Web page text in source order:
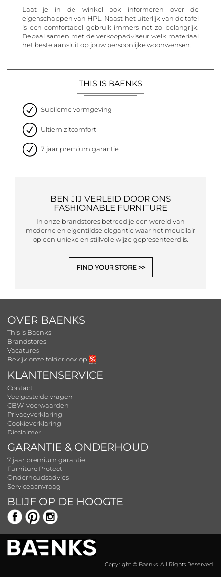
Laat je in de winkel ook informeren over de
eigenschappen van HPL. Naast het uiterlijk van de tafel
is een comfortabel gebruik immers net zo belangrijk.
Bepaal samen met de verkoopadviseur welk materiaal
het beste aansluit op jouw persoonlijke woonwensen.
THIS IS BAENKS
Sublieme vormgeving
Ultiem zitcomfort
7 jaar premium garantie
BEN JIJ VERLEID DOOR ONS
FASHIONABLE FURNITURE
In onze brandstores betreed je een wereld van
moderne en eigentijdse elegantie waar het meubilair
op een unieke en stijlvolle wijze gepresenteerd is.
FIND YOUR STORE
OVER BAENKS
This is Baenks
Brandstores
Vacatures
Bekijk onze folder ook op
KLANTENSERVICE
Contact
Veelgestelde vragen
CBW-voorwaarden
Privacyverklaring
Cookieverklaring
Disclaimer
GARANTIE & ONDERHOUD
7 jaar premium garantie
Furniture Protect
Onderhoudsadvies
Serviceaanvraag
BLIJF OP DE HOOGTE
Copyright © Baenks. All Rights Reserved.